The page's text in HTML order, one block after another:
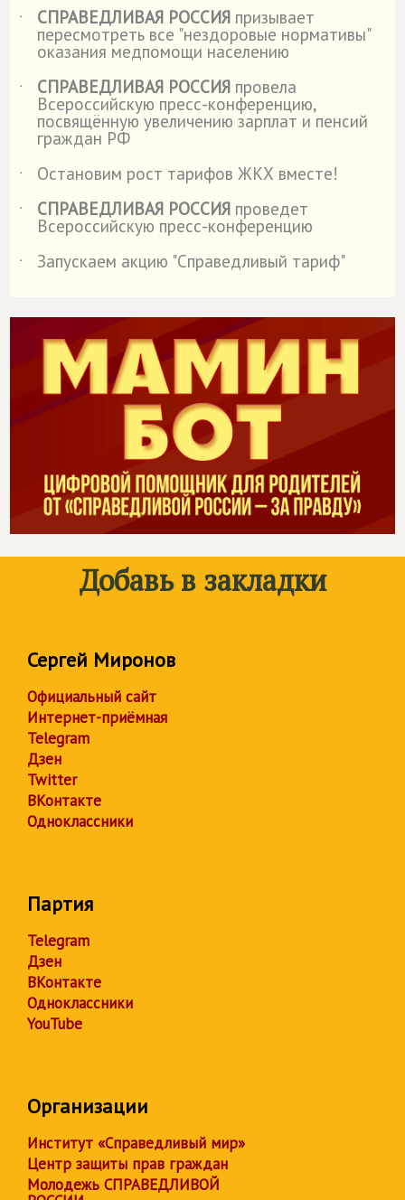
˙ СПРАВЕДЛИВАЯ РОССИЯ призывает
пересмотреть все "нездоровые нормативы"
оказания медпомощи населению
˙
СПРАВЕДЛИВАЯ РОССИЯ провела
Всероссийскую пресс-конференцию,
посвящённую увеличению зарплат и пенсий
граждан РФ
˙
Остановим рост тарифов ЖКХ вместе!
˙
СПРАВЕДЛИВАЯ РОССИЯ проведет
Всероссийскую пресс-конференцию
˙
Запускаем акцию "Справедливый тариф"
Добавь в закладки
Сергей Миронов
Официальный сайт
Интернет-приёмная
Telegram
Дзен
Twitter
ВКонтакте
Одноклассники
Партия
Telegram
Дзен
ВКонтакте
Одноклассники
YouTube
Организации
Институт «Справедливый мир»
Центр защиты прав граждан
Молодежь СПРАВЕДЛИВОЙ